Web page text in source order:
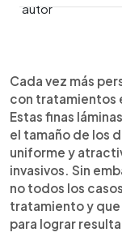
Las carillas
las opciones
sonrisa de
presidente
España,
porcelana o
diente para
todos los
desaconsejan
Cada vez más
con tratamientos
Estas finas
el tamaño de los
uniforme y
invasivos. Sin
no todos los
tratamiento y que
para lograr